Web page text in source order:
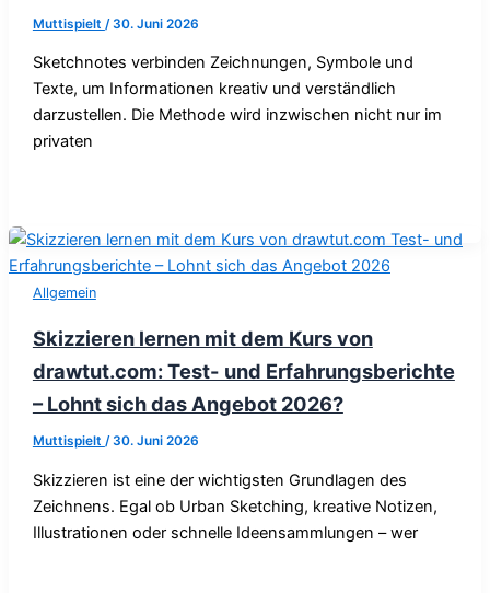
Muttispielt /30. Juni 2026
Sketchnotes verbinden Zeichnungen, Symbole und
Texte, um Informationen kreativ und verständlich
darzustellen. Die Methode wird inzwischen nicht nur im
privaten
Allgemein
Skizzieren lernen mit dem Kurs von
drawtut.com: Test- und Erfahrungsberichte
– Lohnt sich das Angebot 2026?
Muttispielt /30. Juni 2026
Skizzieren ist eine der wichtigsten Grundlagen des
Zeichnens. Egal ob Urban Sketching, kreative Notizen,
Illustrationen oder schnelle Ideensammlungen – wer